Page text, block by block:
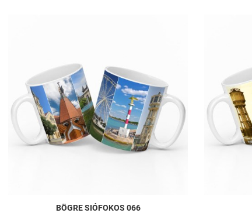
Gyors nézet
BÖGRE SIÓFOKOS 066